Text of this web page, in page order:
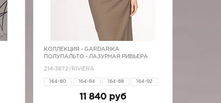
КОЛЛЕКЦИЯ - GARDARIKA
ПОЛУПАЛЬТО - ЛАЗУРНАЯ РИВЬЕРА
214-3872/RIVIERA
164-80 164-84 164-88 164-92
170-96
11 840 руб